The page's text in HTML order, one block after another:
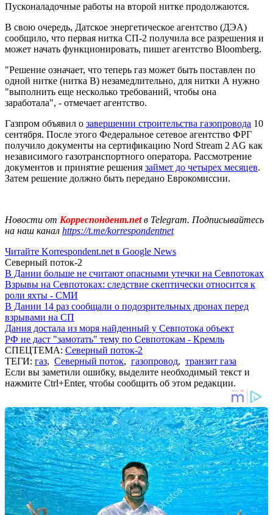
Пусконаладочные работы на второй нитке продолжаются.
В свою очередь, Датское энергетическое агентство (ДЭА)
сообщило, что первая нитка СП-2 получила все разрешения и
может начать функционировать, пишет агентство Bloomberg.
"Решение означает, что теперь газ может быть поставлен по
одной нитке (нитка В) незамедлительно, для нитки А нужно
"выполнить еще несколько требований, чтобы она
заработала", - отмечает агентство.
Газпром объявил о завершении строительства газопровода 10
сентября. После этого Федеральное сетевое агентство ФРГ
получило документы на сертификацию Nord Stream 2 AG как
независимого газотранспортного оператора. Рассмотрение
документов и принятие решения займет до четырех месяцев.
Затем решение должно быть передано Еврокомиссии.
Новости от Корреспондент.netв Telegram. Подписывайтесь
на наш канал https://t.me/korrespondentnet
Читайте Korrespondent.net в Google News
Северный поток-2
В Дании больше не считают опасными утечки на Севпотоках
Взрывы на Севпотоках: следствие скептически относится к
роли яхты - СМИ
В Дании 14 раз сообщали о подозрительных дронах перед
взрывами на СП
Дания достала из моря найденный у Севпотока объект
РФ не даст "замотать" тему по Севпотокам - Кремль
СПЕЦТЕМА: Северный поток-2
ТЕГИ: газ, Северный поток, газопровод, транзит газа
Если вы заметили ошибку, выделите необходимый текст и
нажмите Ctrl+Enter, чтобы сообщить об этом редакции.